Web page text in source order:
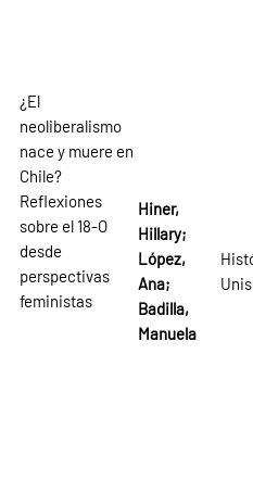
¿El
neoliberalismo
nace y muere en
Chile?
Reflexiones
sobre el 18-O
desde
perspectivas
feministas
Hiner,
Hillary;
López,
Ana;
Badilla,
Manuela